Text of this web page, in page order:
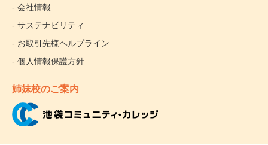
- 会社情報
- サステナビリティ
- お取引先様ヘルプライン
- 個人情報保護方針
姉妹校のご案内